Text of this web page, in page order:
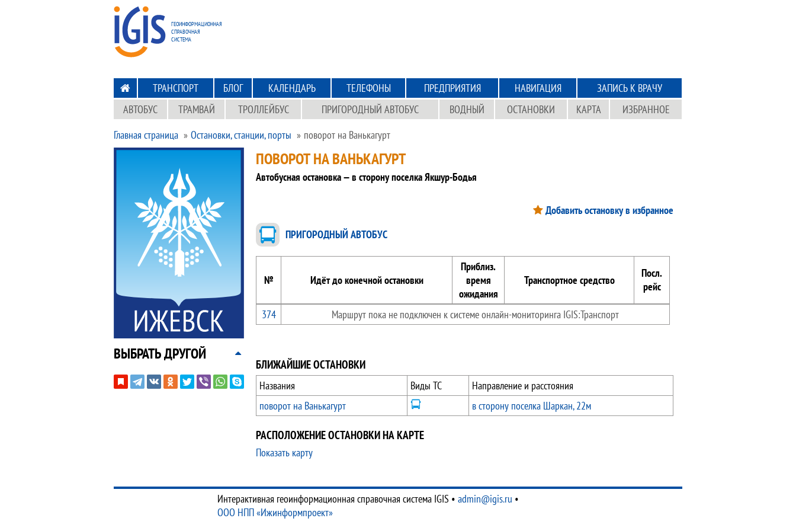
ГЕОИНФОРМАЦИОННАЯ
СПРАВОЧНАЯ
СИСТЕМА
НА ГЛАВНУЮ
ТРАНСПОРТ БЛОГ КАЛЕНДАРЬ ТЕЛЕФОНЫ ПРЕДПРИЯТИЯ НАВИГАЦИЯ
ЗАПИСЬ К ВРАЧУ
АВТОБУС
ТРАМВАЙ ТРОЛЛЕЙБУС ПРИГОРОДНЫЙ АВТОБУС ВОДНЫЙ ОСТАНОВКИ КАРТА
ИЗБРАННОЕ
Главная страница
Остановки, станции, порты поворот на Ванькагурт
ПОВОРОТ НА ВАНЬКАГУРТ
Автобусная остановка — в сторону поселка Якшур-Бодья
Добавить остановку в избранное
ПРИГОРОДНЫЙ АВТОБУС
№ Идёт до конечной остановки
Приблиз.
время
ожидания
Транспортное средство
Посл.
рейс
374 Маршрут пока не подключен к системе онлайн-мониторинга IGIS:Транспорт
БЛИЖАЙШИЕ ОСТАНОВКИ
Названия Виды ТС
Направление и расстояния
поворот на Ванькагурт
в сторону поселка Шаркан, 22м
РАСПОЛОЖЕНИЕ ОСТАНОВКИ НА КАРТЕ
Показать карту
ВЫБРАТЬ ДРУГОЙ
Интерактивная геоинформационная справочная система IGIS • admin@igis.ru •
ООО НПП «Ижинформпроект»